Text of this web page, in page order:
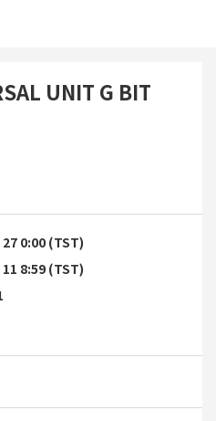
UNIT G BIT
27 0:00 (TST)
11 8:59 (TST)